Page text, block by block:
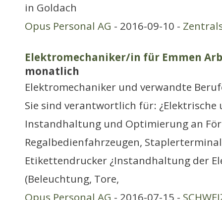
in Goldach
Opus Personal AG - 2016-09-10 -
Elektromechaniker/in für Emmen
monatlich
Elektromechaniker und verwandte
Sie sind verantwortlich für: ¿Elektrische
Instandhaltung und Optimierung an
Regalbedienfahrzeugen,
Etikettendrucker ¿Instandhaltung der
(Beleuchtung, Tore,
Opus Personal AG - 2016-07-15 -